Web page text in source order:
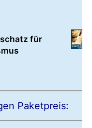
für
Paketpreis: